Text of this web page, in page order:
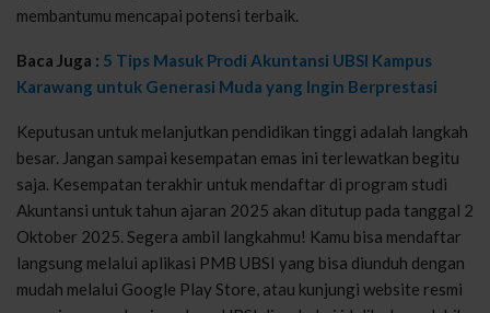
membantumu mencapai potensi terbaik.
Baca Juga : 5 Tips Masuk Prodi Akuntansi UBSI Kampus
Karawang untuk Generasi Muda yang Ingin Berprestasi
Keputusan untuk melanjutkan pendidikan tinggi adalah langkah
besar. Jangan sampai kesempatan emas ini terlewatkan begitu
saja. Kesempatan terakhir untuk mendaftar di program studi
Akuntansi untuk tahun ajaran 2025 akan ditutup pada tanggal 2
Oktober 2025. Segera ambil langkahmu! Kamu bisa mendaftar
langsung melalui aplikasi PMB UBSI yang bisa diunduh dengan
mudah melalui Google Play Store, atau kunjungi website resmi